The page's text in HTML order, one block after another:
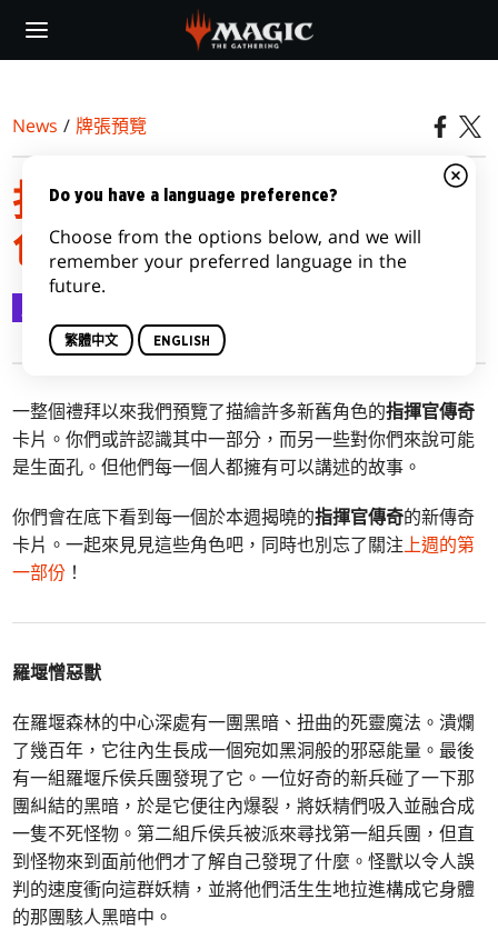
main
News / 牌張預覽
指揮官傳奇中的傳奇角
色，第二部分
一整個禮拜以來我們預覽了描繪許多新舊角色的指揮官傳奇
卡片。你們或許認識其中一部分，而另一些對你們來說可能
是生面孔。但他們每一個人都擁有可以講述的故事。
你們會在底下看到每一個於本週揭曉的指揮官傳奇的新傳奇
卡片。一起來見見這些角色吧，同時也別忘了關注上週的第
一部份 ！
羅堰憎惡獸
在羅堰森林的中心深處有一團黑暗、扭曲的死靈魔法。潰爛
了幾百年，它往內生長成一個宛如黑洞般的邪惡能量。最後
有一組羅堰斥侯兵團發現了它。一位好奇的新兵碰了一下那
團糾結的黑暗，於是它便往內爆裂，將妖精們吸入並融合成
一隻不死怪物。第二組斥侯兵被派來尋找第一組兵團，但直
到怪物來到面前他們才了解自己發現了什麼。怪獸以令人誤
判的速度衝向這群妖精，並將他們活生生地拉進構成它身體
的那團駭人黑暗中。
Do you have a language preference?
Choose from the options below, and we will
remember your preferred language in the
future.
繁體中文 ENGLISH